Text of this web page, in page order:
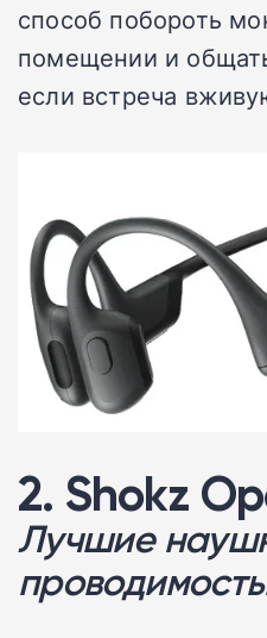
способ побороть
помещении и
если встреча
2. Shokz
Лучшие